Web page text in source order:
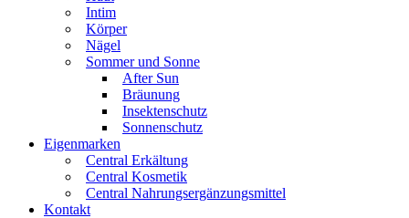
Intim
Körper
Nägel
Sommer und Sonne
After Sun
Bräunung
Insektenschutz
Sonnenschutz
Eigenmarken
Central Erkältung
Central Kosmetik
Central Nahrungsergänzungsmittel
Kontakt